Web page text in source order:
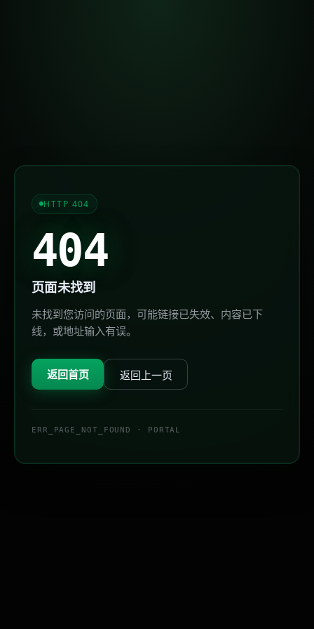
HTTP 404
404
页面未找到
未找到您访问的页面，可能链接已失效、内容已下
线，或地址输入有误。
返回首页 返回上一页
ERR_PAGE_NOT_FOUND · PORTAL